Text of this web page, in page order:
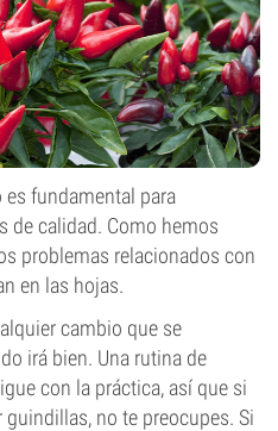
fundamental para
de calidad. Como hemos
problemas relacionados con
en las hojas.
cambio que se
irá bien. Una rutina de
con la práctica, así que si
no te preocupes. Si